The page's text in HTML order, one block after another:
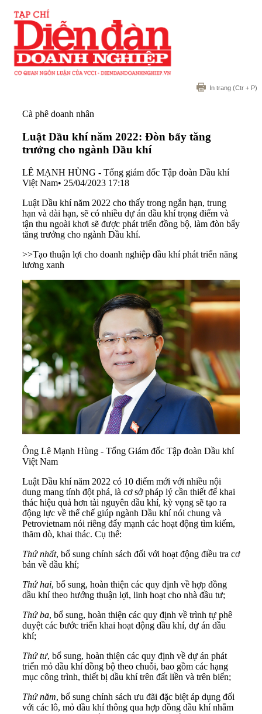
In trang (Ctr + P)
Cà phê doanh nhân
Luật Dầu khí năm 2022: Đòn bẩy tăng
trưởng cho ngành Dầu khí
LÊ MẠNH HÙNG - Tổng giám đốc Tập đoàn Dầu khí
Việt Nam• 25/04/2023 17:18
Luật Dầu khí năm 2022 cho thấy trong ngắn hạn, trung
hạn và dài hạn, sẽ có nhiều dự án dầu khí trọng điểm và
tận thu ngoài khơi sẽ được phát triển đồng bộ, làm đòn bẩy
tăng trưởng cho ngành Dầu khí.
>>Tạo thuận lợi cho doanh nghiệp dầu khí phát triển năng
lương xanh
Ông Lê Mạnh Hùng - Tổng Giám đốc Tập đoàn Dầu khí
Việt Nam
Luật Dầu khí năm 2022 có 10 điểm mới với nhiều nội
dung mang tính đột phá, là cơ sở pháp lý cần thiết để khai
thác hiệu quả hơn tài nguyên dầu khí, kỳ vọng sẽ tạo ra
động lực về thể chế giúp ngành Dầu khí nói chung và
Petrovietnam nói riêng đẩy mạnh các hoạt động tìm kiếm,
thăm dò, khai thác. Cụ thể:
Thứ nhất, bổ sung chính sách đối với hoạt động điều tra cơ
bản về dầu khí;
Thứ hai, bổ sung, hoàn thiện các quy định về hợp đồng
dầu khí theo hướng thuận lợi, linh hoạt cho nhà đầu tư;
Thứ ba, bổ sung, hoàn thiện các quy định về trình tự phê
duyệt các bước triển khai hoạt động dầu khí, dự án dầu
khí;
Thứ tư, bổ sung, hoàn thiện các quy định về dự án phát
triển mỏ dầu khí đồng bộ theo chuỗi, bao gồm các hạng
mục công trình, thiết bị dầu khí trên đất liền và trên biển;
Thứ năm, bổ sung chính sách ưu đãi đặc biệt áp dụng đối
với các lô, mỏ dầu khí thông qua hợp đồng dầu khí nhằm